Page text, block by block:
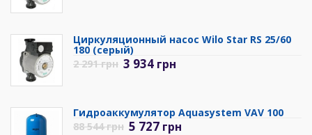
Циркуляционный насос Wilo Star RS 25/60
180 (серый)
2 291грн 3 934 грн
Гидроаккумулятор Aquasystem VAV 100
88 544грн 5 727 грн